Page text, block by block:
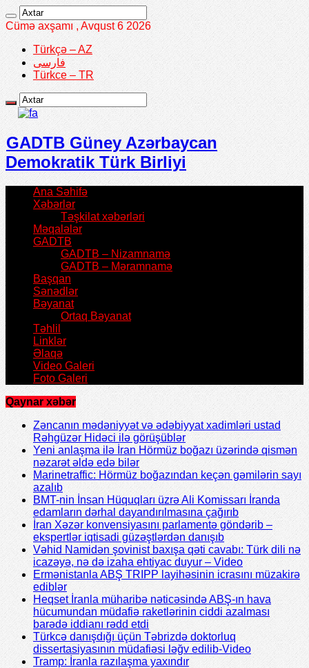
Cümə axşamı , Avqust 6 2026
Türkçə – AZ
فارسی
Türkce – TR
GADTB Güney Azərbaycan
Demokratik Türk Birliyi
Ana Səhifə
Xəbərlər
Təşkilat xəbərləri
Məqalələr
GADTB
GADTB – Nizamnamə
GADTB – Məramnamə
Başqan
Sənədlər
Bəyanat
Ortaq Bəyanat
Təhlil
Linklər
Əlaqə
Video Galeri
Foto Galeri
Qaynar xəbər
Zəncanın mədəniyyət və ədəbiyyat xadimləri ustad
Rəhgüzər Hidəci ilə görüşüblər
Yeni anlaşma ilə İran Hörmüz boğazı üzərində qismən
nəzarət əldə edə bilər
Marinetraffic: Hörmüz boğazından keçən gəmilərin sayı
azalıb
BMT-nin İnsan Hüquqları üzrə Ali Komissarı İranda
edamların dərhal dayandırılmasına çağırıb
İran Xəzər konvensiyasını parlamentə göndərib –
ekspertlər iqtisadi güzəştlərdən danışıb
Vəhid Namidən şovinist baxışa qəti cavabı: Türk dili nə
icazəyə, nə də izaha ehtiyac duyur – Video
Ermənistanla ABŞ TRIPP layihəsinin icrasını müzakirə
ediblər
Heqset İranla müharibə nəticəsində ABŞ-ın hava
hücumundan müdafiə raketlərinin ciddi azalması
barədə iddianı rədd etdi
Türkcə danışdığı üçün Təbrizdə doktorluq
dissertasiyasının müdafiəsi ləğv edilib-Video
Tramp: İranla razılaşma yaxındır